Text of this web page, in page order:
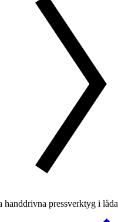
handdrivna pressverktyg i låda